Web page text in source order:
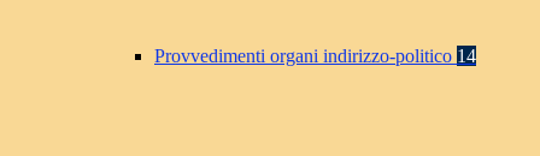
Provvedimenti organi indirizzo-politico 14